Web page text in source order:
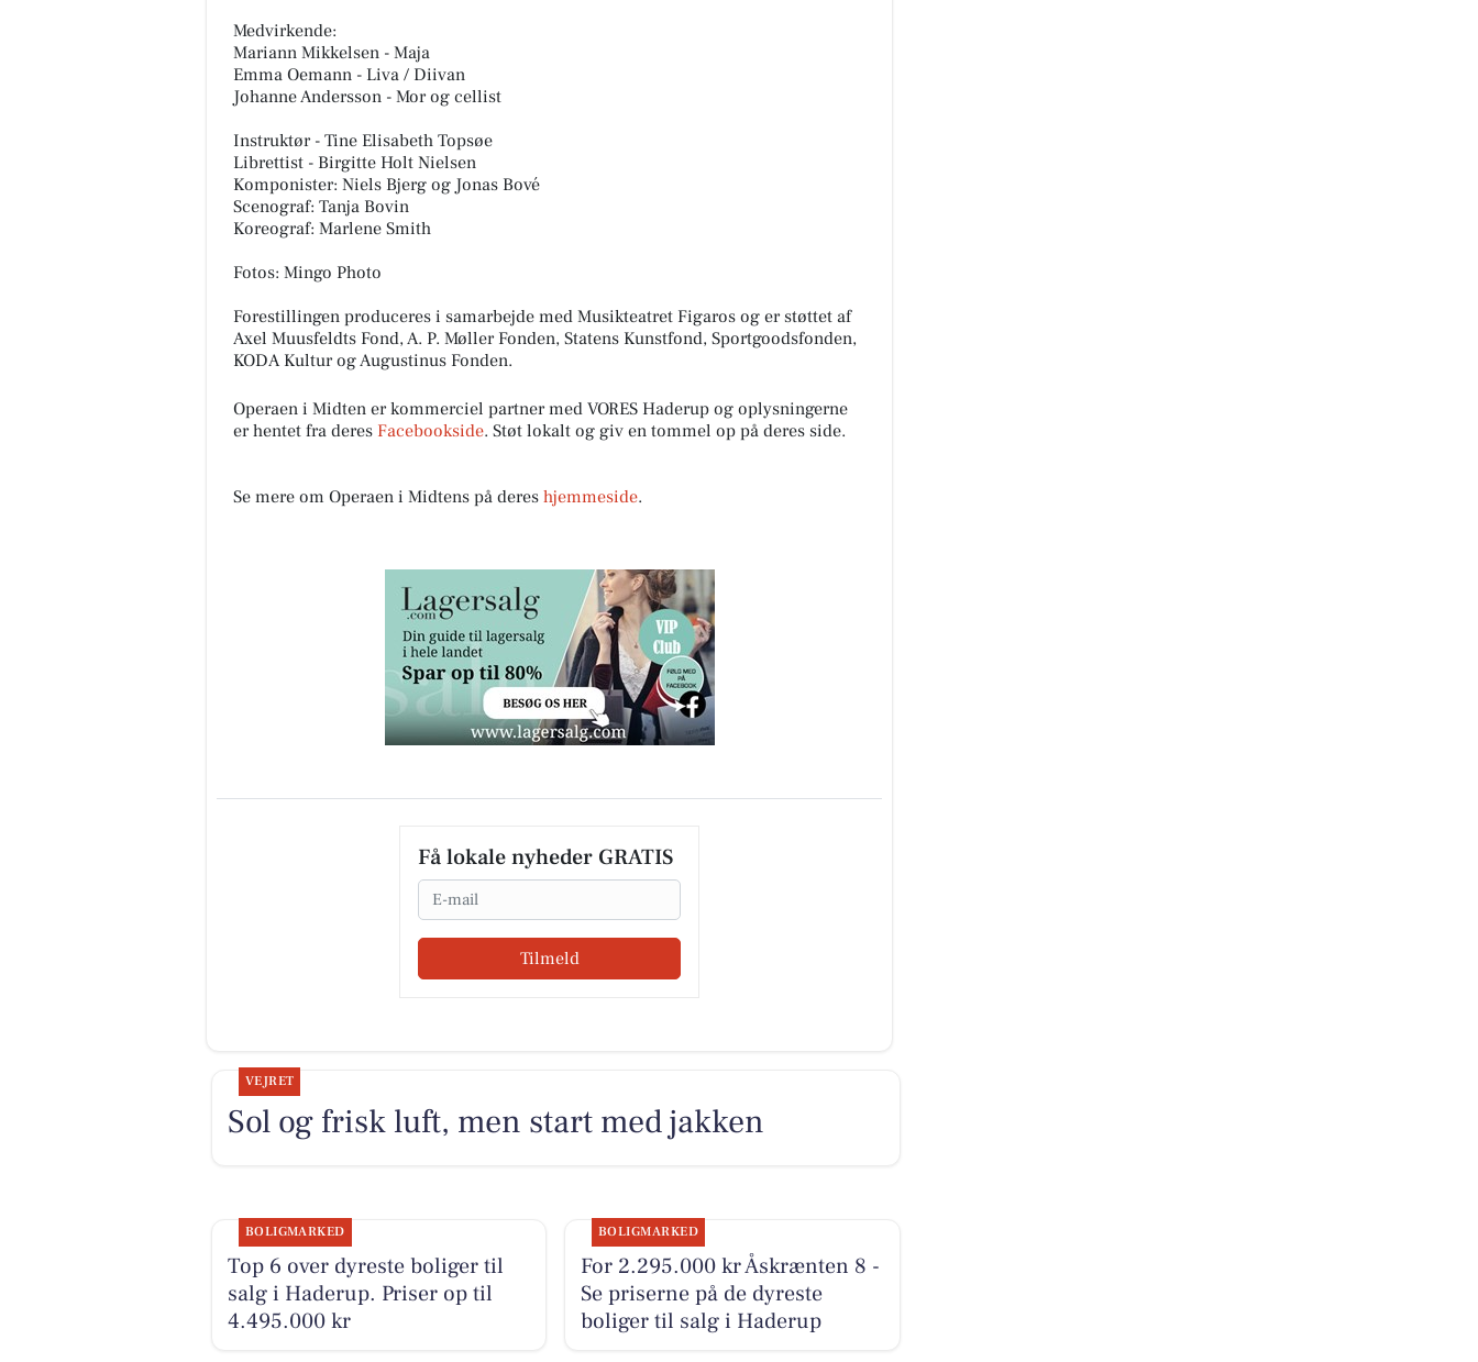
Medvirkende:
Mariann Mikkelsen - Maja
Emma Oemann - Liva / Diivan
Johanne Andersson - Mor og cellist
Instruktør - Tine Elisabeth Topsøe
Librettist - Birgitte Holt Nielsen
Komponister: Niels Bjerg og Jonas Bové
Scenograf: Tanja Bovin
Koreograf: Marlene Smith
Fotos: Mingo Photo
Forestillingen produceres i samarbejde med Musikteatret Figaros og er støttet af
Axel Muusfeldts Fond, A. P. Møller Fonden, Statens Kunstfond, Sportgoodsfonden,
KODA Kultur og Augustinus Fonden.
Operaen i Midten er kommerciel partner med VORES Haderup og oplysningerne
er hentet fra deres Facebookside. Støt lokalt og giv en tommel op på deres side.
Se mere om Operaen i Midtens på deres hjemmeside.
Få lokale nyheder GRATIS
Email
Tilmeld
VEJRET
Sol og frisk luft, men start med jakken
BOLIGMARKED
Top 6 over dyreste boliger til
salg i Haderup. Priser op til
4.495.000 kr
BOLIGMARKED
For 2.295.000 kr Åskrænten 8 -
Se priserne på de dyreste
boliger til salg i Haderup